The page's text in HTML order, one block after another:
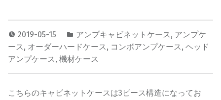
2019-05-15 アンプキャビネットケース, アンプケ
ース, オーダーハードケース, コンボアンプケース, ヘッド
アンプケース, 機材ケース
こちらのキャビネットケースは3ピース構造になってお